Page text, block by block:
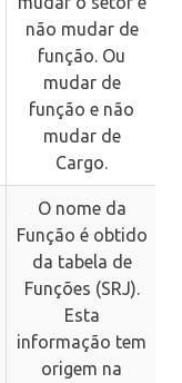
não mudar de
função. Ou
mudar de
função e não
mudar de
Cargo.
O nome da
Função é obtido
da tabela de
Funções (SRJ).
Esta
informação tem
origem na